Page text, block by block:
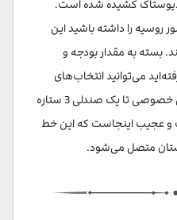
روسیه را داشته باشید این
بسته به مقدار بودجه و
می‌توانید انتخاب‌های
متفاوتی از یک کوپه فرست کلاس خصوصی تا یک صندلی 3 ستاره
و عجیب اینجاست که این خط
متصل می‌شود.